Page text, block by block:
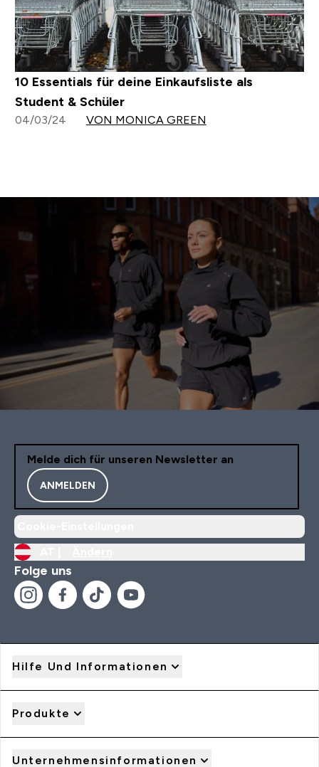
10 Essentials für deine Einkaufsliste als
Student & Schüler
04/03/24 VON MONICA GREEN
Melde dich für unseren Newsletter an
ANMELDEN
Folge uns
Hilfe Und Informationen
Produkte
Unternehmensinformationen